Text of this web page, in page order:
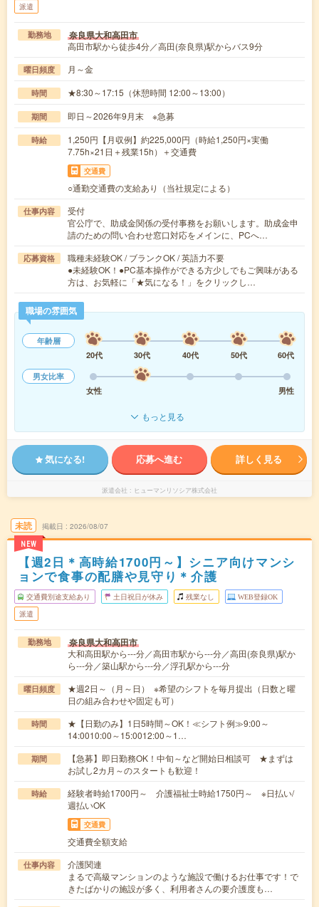
派遣
勤務地 奈良県大和高田市
高田市駅から徒歩4分／高田(奈良県)駅からバス9分
曜日頻度 月～金
時間 ★8:30～17:15（休憩時間 12:00～13:00）
期間 即日～2026年9月末 ※急募
時給
1,250円【月収例】約225,000円（時給1,250円×実働
7.75h×21日＋残業15h）＋交通費
交通費
○通勤交通費の支給あり（当社規定による）
仕事内容
受付
官公庁で、助成金関係の受付事務をお願いします。助成金申
請のための問い合わせ窓口対応をメインに、PCへ…
応募資格
職種未経験OK / ブランクOK / 英語力不要
●未経験OK！●PC基本操作ができる方少しでもご興味がある
方は、お気軽に「★気になる！」をクリックし…
職場の雰囲気
年齢層
20代
30代 40代 50代
60代
男女比率
女性
男性
もっと見る
気になる! 応募へ進む 詳しく見る
派遣会社 ヒューマンリソシア株式会社
未読
NEW
掲載日 2026/08/07
【週2日＊高時給1700円～】シニア向けマンシ
ョンで食事の配膳や見守り＊介護
交通費別途支給あり 土日祝日が休み 残業なし WEB登録OK
派遣
勤務地 奈良県大和高田市
大和高田駅から---分／高田市駅から---分／高田(奈良県)駅か
ら---分／築山駅から---分／浮孔駅から---分
曜日頻度
★週2日～（月～日） ※希望のシフトを毎月提出（日数と曜
日の組み合わせや固定も可）
時間
★【日勤のみ】1日5時間～OK！≪シフト例≫9:00～
14:0010:00～15:0012:00～1…
期間
【急募】即日勤務OK！中旬～など開始日相談可 ★まずは
お試し2カ月～のスタートも歓迎！
時給
経験者時給1700円～ 介護福祉士時給1750円～ ※日払い/
週払いOK
交通費
交通費全額支給
仕事内容
介護関連
まるで高級マンションのような施設で働けるお仕事です！で
きたばかりの施設が多く、利用者さんの要介護度も…